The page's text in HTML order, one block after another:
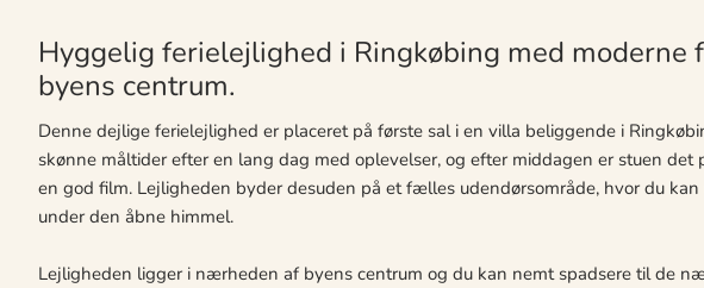
Hyggelig ferielejlighed i Ringkøbing med
byens centrum.
Denne dejlige ferielejlighed er placeret på første sal i en villa beliggende i
skønne måltider efter en lang dag med oplevelser, og efter middagen er stuen det
en god film. Lejligheden byder desuden på et fælles udendørsområde, hvor du
under den åbne himmel.
Lejligheden ligger i nærheden af byens centrum og du kan nemt spadsere til de